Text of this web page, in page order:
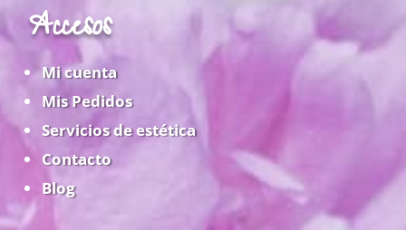
Accesos
Mi cuenta
Mis Pedidos
Servicios de estética
Contacto
Blog